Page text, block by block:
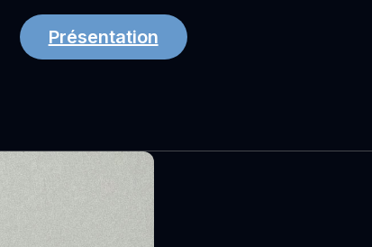
Présentation